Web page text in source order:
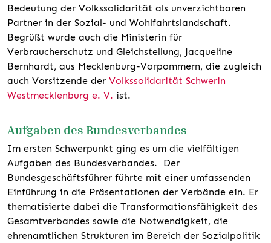
Bedeutung der Volkssolidarität als unverzichtbaren
Partner in der Sozial- und Wohlfahrtslandschaft.
Begrüßt wurde auch die Ministerin für
Verbraucherschutz und Gleichstellung, Jacqueline
Bernhardt, aus Mecklenburg-Vorpommern, die zugleich
auch Vorsitzende der Volkssolidarität Schwerin
Westmecklenburg e. V. ist.
Aufgaben des Bundesverbandes
Im ersten Schwerpunkt ging es um die vielfältigen
Aufgaben des Bundesverbandes. Der
Bundesgeschäftsführer führte mit einer umfassenden
Einführung in die Präsentationen der Verbände ein. Er
thematisierte dabei die Transformationsfähigkeit des
Gesamtverbandes sowie die Notwendigkeit, die
ehrenamtlichen Strukturen im Bereich der Sozialpolitik